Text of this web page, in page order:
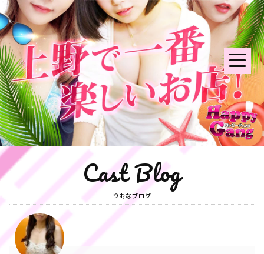
Cast Blog
りおなブログ